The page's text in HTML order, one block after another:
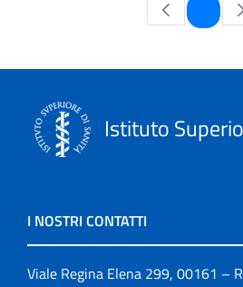
Istituto
I NOSTRI CONTATTI
Viale Regina Elena 299, 00161 –